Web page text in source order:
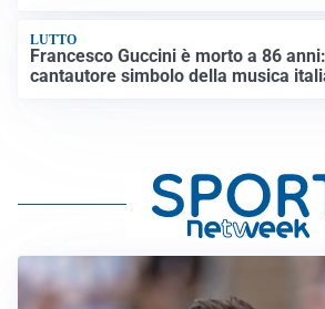
LUTTO
Francesco Guccini è morto a 86
cantautore simbolo della musica